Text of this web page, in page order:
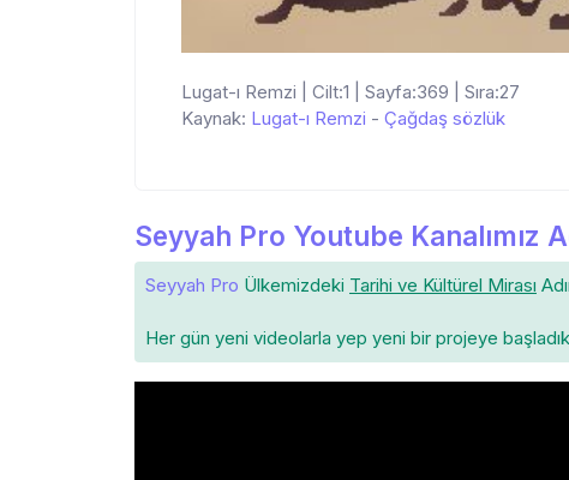
Lugat-ı Remzi | Cilt:1 | Sayfa:369 | Sıra:27
Kaynak: Lugat-ı Remzi - Çağdaş sözlük
Seyyah Pro Youtube Kanalımız
Seyyah Pro Ülkemizdeki Tarihi ve Kültürel Mirası
Her gün yeni videolarla yep yeni bir projeye